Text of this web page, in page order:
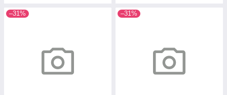
–31% –31%